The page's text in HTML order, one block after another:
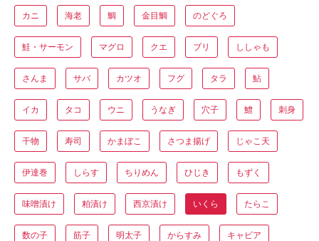
カニ 海老 鯛 金目鯛 のどぐろ
鮭・サーモン マグロ クエ ブリ ししゃも
さんま サバ カツオ フグ タラ 鮎
イカ タコ ウニ うなぎ 穴子 鱧 刺身
干物 寿司 かまぼこ さつま揚げ じゃこ天
伊達巻 しらす ちりめん ひじき もずく
味噌漬け 粕漬け 西京漬け いくら たらこ
数の子 筋子 明太子 からすみ キャビア